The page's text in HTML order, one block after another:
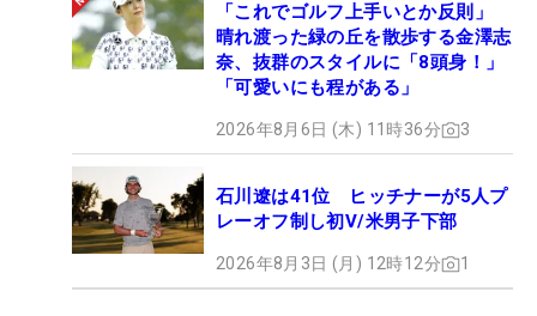
「これでゴルフ上手いとか反則」
晴れ渡った緑の丘を散歩する金澤志
奈、抜群のスタイルに「8頭身！」
「可愛いにも程がある」
2026年8月6日 (木) 11時36分 3
石川遼は41位 ヒッチナーが5人プ
レーオフ制し初V/米男子下部
2026年8月3日 (月) 12時12分 1